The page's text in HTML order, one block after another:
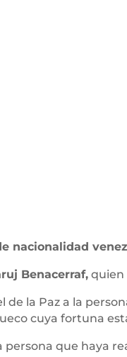
nacionalidad
Benacerraf, quien
la Paz a la
cuya fortuna
que haya